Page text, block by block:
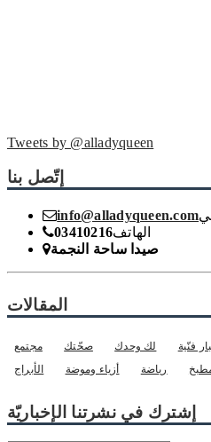
Tweets by @alladyqueen
إتّصل بنا
info@alladyqueen.com
03410216الهاتف
صيدا ساحة النجمة
المقالات
فنّية لك وحدك صحّتك
مجتمع
رياضة أزياء وموضة الأبراج
إشترك في نشرتنا الإخباريّة